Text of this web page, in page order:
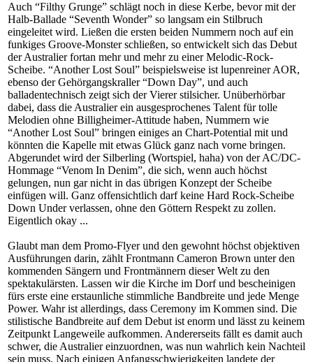
Auch “Filthy Grunge” schlägt noch in diese Kerbe, bevor mit der
Halb-Ballade “Seventh Wonder” so langsam ein Stilbruch
eingeleitet wird. Ließen die ersten beiden Nummern noch auf ein
funkiges Groove-Monster schließen, so entwickelt sich das Debut
der Australier fortan mehr und mehr zu einer Melodic-Rock-
Scheibe. “Another Lost Soul” beispielsweise ist lupenreiner AOR,
ebenso der Gehörgangskraller “Down Day”, und auch
balladentechnisch zeigt sich der Vierer stilsicher. Unüberhörbar
dabei, dass die Australier ein ausgesprochenes Talent für tolle
Melodien ohne Billigheimer-Attitude haben, Nummern wie
“Another Lost Soul” bringen einiges an Chart-Potential mit und
könnten die Kapelle mit etwas Glück ganz nach vorne bringen.
Abgerundet wird der Silberling (Wortspiel, haha) von der AC/DC-
Hommage “Venom In Denim”, die sich, wenn auch höchst
gelungen, nun gar nicht in das übrigen Konzept der Scheibe
einfügen will. Ganz offensichtlich darf keine Hard Rock-Scheibe
Down Under verlassen, ohne den Göttern Respekt zu zollen.
Eigentlich okay ...
Glaubt man dem Promo-Flyer und den gewohnt höchst objektiven
Ausführungen darin, zählt Frontmann Cameron Brown unter den
kommenden Sängern und Frontmännern dieser Welt zu den
spektakulärsten. Lassen wir die Kirche im Dorf und bescheinigen
fürs erste eine erstaunliche stimmliche Bandbreite und jede Menge
Power. Wahr ist allerdings, dass Ceremony im Kommen sind. Die
stilistische Bandbreite auf dem Debut ist enorm und lässt zu keinem
Zeitpunkt Langeweile aufkommen. Andererseits fällt es damit auch
schwer, die Australier einzuordnen, was nun wahrlich kein Nachteil
sein muss. Nach einigen Anfangsschwierigkeiten landete der